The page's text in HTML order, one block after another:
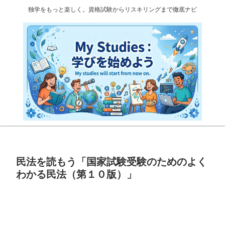
独学をもっと楽しく。資格試験からリスキリングまで徹底ナビ
民法を読もう「国家試験受験のためのよく
わかる民法（第１０版）」